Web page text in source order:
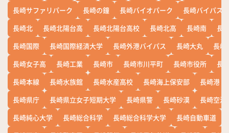
長崎サファリパーク
長崎の鐘 長崎バイオパーク
長崎バイパス
長崎北
長崎北陽台高 長崎北陽台高校 長崎北高 長崎南
長
長崎国際
長崎国際経済大学 長崎外港バイパス 長崎大丸
長崎
長崎女子高
長崎工業 長崎市 長崎市川平町 長崎市役所
長
長崎本線
長崎水族館 長崎水産高校 長崎海上保安部
長崎港
長崎県庁
長崎県立女子短期大学 長崎県警 長崎砂漠
長崎空港
長崎純心大学
長崎総合科学 長崎総合科学大学 長崎自動車道